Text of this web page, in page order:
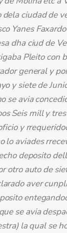
ciudad de
Yanes
dha ciud de
Pleito con
general y
y siete de
se avia
Seis mill y
y
lo aviades
deposito
otro auto de
aver
se avia
la qual se